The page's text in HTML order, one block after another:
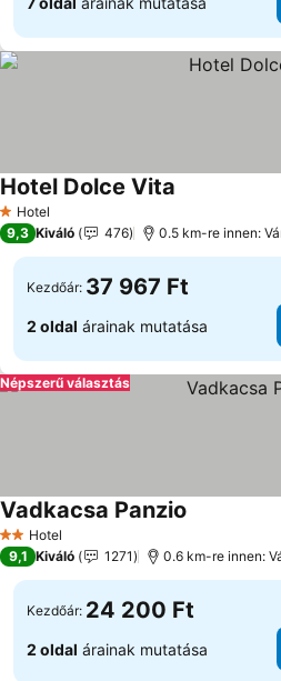
1 Kategória
Hotel
Hotel Dolce Vita
9,3 Kiváló 476 0.5 km-re innen:
Kezdőár: 37 967 Ft
2 oldal árainak mutatása
Népszerű választás
2 Kategória
Hotel
Vadkacsa Panzio
9,1 Kiváló 1271 0.6 km-re innen:
Kezdőár: 24 200 Ft
2 oldal árainak mutatása